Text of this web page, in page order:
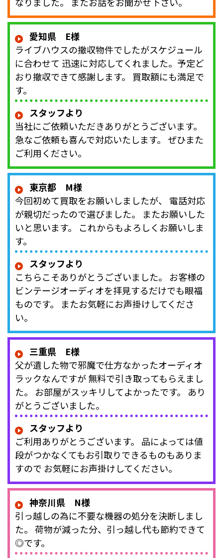
愛知県 E様
ライブハウスの撤収物件でしたがスケジュール
に合わせて 迅速に対応してくれました。予定ど
おり撤収できて感謝します。 買取額にも満足で
す。
スタッフより
当社にご依頼いただきありがとうございます。
急なご依頼も喜んで対応いたします。 ぜひまた
ご利用ください。
東京都 M様
今回初めて買取をお願いしましたが、 電話対応
が親切だったので選びました。 またお願いした
いと思います。 これからもよろしくお願いしま
す。
スタッフより
こちらこそありがとうございました。 お客様の
ビンテージオーディオを拝見するだけでも眼福
ものです。 またお気軽にお声掛けしてくださ
い。
三重県 E様
父が遺した物で邪魔で仕方なかったオーディオ
ラックなんですが 無料で引き取ってもらえまし
た。 お部屋がスッキリしてよかったです。 あり
がとうございました。
スタッフより
ご利用ありがとうございます。 品によっては値
段がつかなくてもお引取りできるものもありま
すので お気軽にお声掛けしてください。
神奈川県 N様
引っ越しの為に不要な機器の処分を決断しまし
た。 荷物が減った分、引っ越し代も節約できて
◎です。